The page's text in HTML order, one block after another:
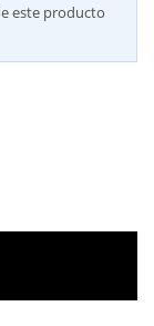
este producto